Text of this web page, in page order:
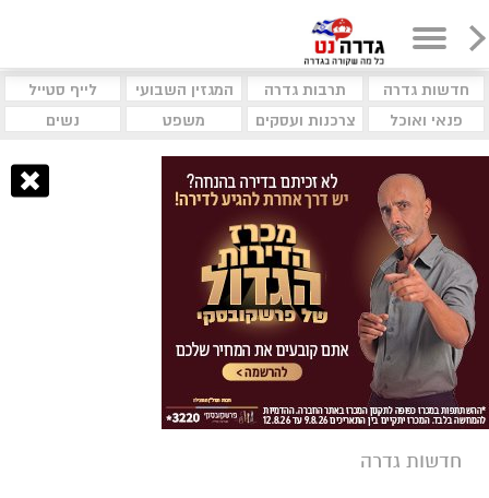
חדשות גדרה תרבות גדרה המגזין השבועי
לייף סטייל
פנאי ואוכל
צרכנות ועסקים משפט נשים
חדשות גדרה